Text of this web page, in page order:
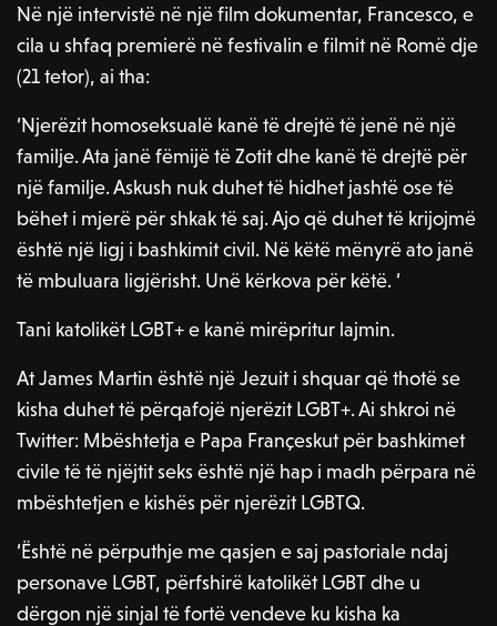
Në një intervistë në një film dokumentar, Francesco, e
cila u shfaq premierë në festivalin e filmit në Romë dje
(21 tetor), ai tha:
‘Njerëzit homoseksualë kanë të drejtë të jenë në një
familje. Ata janë fëmijë të Zotit dhe kanë të drejtë për
një familje. Askush nuk duhet të hidhet jashtë ose të
bëhet i mjerë për shkak të saj. Ajo që duhet të krijojmë
është një ligj i bashkimit civil. Në këtë mënyrë ato janë
të mbuluara ligjërisht. Unë kërkova për këtë. ‘
Tani katolikët LGBT+ e kanë mirëpritur lajmin.
At James Martin është një Jezuit i shquar që thotë se
kisha duhet të përqafojë njerëzit LGBT+. Ai shkroi në
Twitter: Mbështetja e Papa Françeskut për bashkimet
civile të të njëjtit seks është një hap i madh përpara në
mbështetjen e kishës për njerëzit LGBTQ.
‘Është në përputhje me qasjen e saj pastoriale ndaj
personave LGBT, përfshirë katolikët LGBT dhe u
dërgon një sinjal të fortë vendeve ku kisha ka